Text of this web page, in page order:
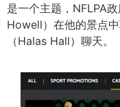
是一个主题，NFLPA
Howell）在他的景点
（Halas Hall）聊天。